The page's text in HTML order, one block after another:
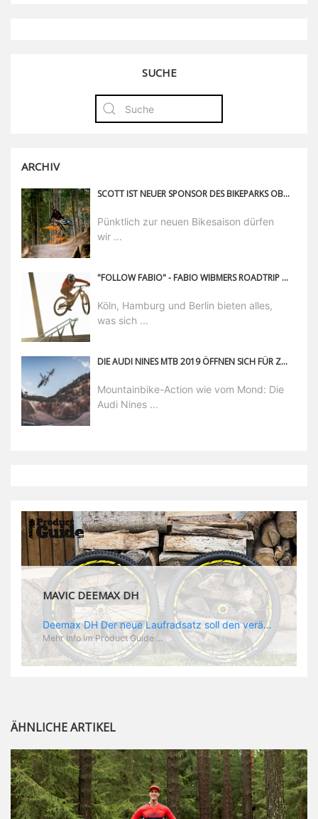
SUCHE
ARCHIV
SCOTT IST NEUER SPONSOR DES BIKEPARKS OBERAMMERGAU
Pünktlich zur neuen Bikesaison dürfen
wir ...
"FOLLOW FABIO" - FABIO WIBMERS ROADTRIP DURCH DEUTSCHLAND
Köln, Hamburg und Berlin bieten alles,
was sich ...
DIE AUDI NINES MTB 2019 ÖFFNEN SICH FÜR ZUSCHAUER!
Mountainbike-Action wie vom Mond: Die
Audi Nines ...
MAVIC DEEMAX PRO
Deemax Pro Schuh Vielleicht fragt ihr euch, was ein Schuh mit Deemax zu tun hat? Nun, hier spielt vor allem der Einsatzzweck eine Rolle: Deemax steht für Gravity pur und dafür ist auch der neue Schuh gedacht, der vor allem den Ideen von Downhill Legende Fabien Barel entspricht. Der Schuh soll ganz der Deemax Philosophie entsprechen: kompromisslose Funktion, effizient und hoher Komfort standen auf der Wunschliste von Fabien. Und das kam dabei heraus: - die neue „Energy Grip AM“ Sohle bietet maximale Stabilität und optimalen Grip auf dem Pedal. - die „Ergo Fit“ Innensohle soll super hohen Komfort bieten und optimal sitzen und zwar den ganzen Tag lang. - eine 3D-Mesch-Konstruktion soll den Fuß belüften und sowohl bei Sonne also auch unter kühlen Bedingungen für optimales Fußklima sorgen - die Assymetrische Konstruktion mit höherem Seitenteil innen soll den Knöchel optimal schützen - extra Schutz für die Zehen und die Fersen
Mehr Info im Product Guide ...
ÄHNLICHE ARTIKEL